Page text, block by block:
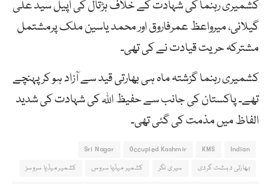
کشمیری رہنما کی شہادت کے خلاف ہڑتال کی اپیل سید علی
گیلانی، میرواعظ عمرفاروق اور محمد یاسین ملک پرمشتمل
مشترکہ حریت قیادت نے کی تھی۔
کشمیری رہنما گزشتہ ماہ ہی بھارتی قید سے آزاد ہو کرپہنچے
تھے۔ پاکستان کی جانب سے حفیظ اللہ کی شہادت کی شدید
الفاظ میں مذمت کی گئی تھی۔
Indian
KMS
Occupied Kashmir
Sri Nagar
بھارتی دہشت گردی
سیری نگر کشمیر میڈیا سروس کشمیر میڈیا سروسز